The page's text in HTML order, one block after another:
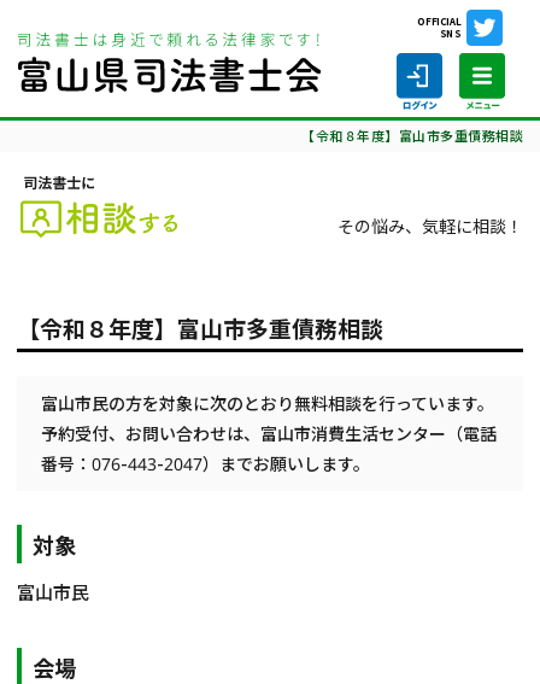
OFFICIAL
SNS
定期相談会
【令和８年度】富山市多重債務相談
その悩み、気軽に相談！
【令和８年度】富山市多重債務相談
富山市民の方を対象に次のとおり無料相談を行っています。
予約受付、お問い合わせは、富山市消費生活センター（電話
番号：076-443-2047）までお願いします。
対象
富山市民
会場
司法書士の仕事
司法書士を探す
司法書士に相談する